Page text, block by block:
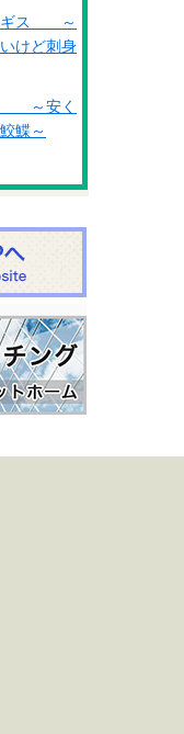
ギス ～
けど刺身
～安く
鰈～